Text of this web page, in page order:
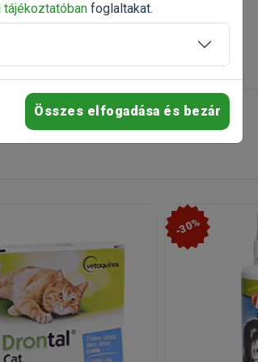
védelmi intézkedések bevezetésekor
szájba vagy a szembe jusson.
kerülendő az érintkezés a Fypryst
ujjaival érintkezzen. Ha ez mégis
simogatni, és a gyerekeket nem szabad
koraeste végezni, és nem szabad
miatt. A rendkívül ritka, gyanított
a szőrzet lokális kihullásáról,
számoltak be alkalmazás után.
-30%
foglaltakat.
Összes elfogadása és bezár